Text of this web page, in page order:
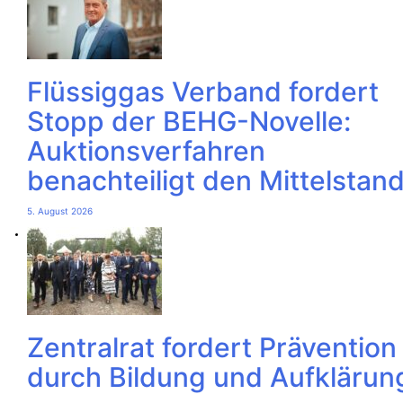
Flüssiggas Verband fordert
Stopp der BEHG-Novelle:
Auktionsverfahren
benachteiligt den
5. August 2026
Zentralrat fordert Prävention
durch Bildung und